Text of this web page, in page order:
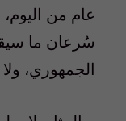
عام من
سُرعان ما
الجمهوري،